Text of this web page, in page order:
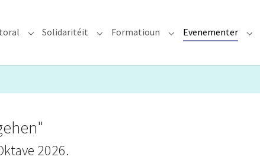
Submenu for "Glawen & Pastoral"
Solidaritéit Submenu for "Solidaritéit"
Formatioun Submenu for
Evenementer
2026.